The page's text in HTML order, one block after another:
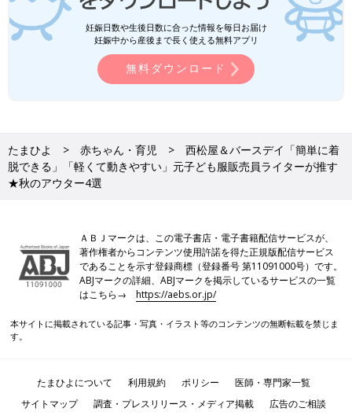
妊娠日数や生後日数に合った情報を毎日お届け
妊娠中から産後まで長く使える無料アプリ
無料ダウンロード
たまひよ 赤ちゃん・育児
西松屋＆バースデイ「簡単に着
脱できる」「軽くて動きやすい」元子ども服販売員ライターが推す
★秋のアウター4選
ＡＢＪマークは、この電子書店・電子書籍配信サービスが、
著作権者からコンテンツ使用許諾を得た正規版配信サービス
であることを示す登録商標（登録番号 第11091000号）です。
ABJマークの詳細、ABJマークを掲示しているサービスの一覧
はこちら→https://aebs.or.jp/
本サイトに掲載されている記事・写真・イラスト等のコンテンツの無断転載を禁じま
す。
たまひよについて 利用規約 ポリシー
医師・専門家一覧
サイトマップ
調査・プレスリリース・メディア掲載
広告のご相談